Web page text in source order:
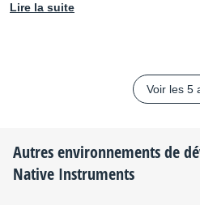
Lire la suite
Voir les 5
Autres environnements de
Native Instruments